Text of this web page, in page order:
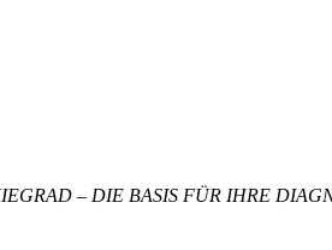
– DIE BASIS FÜR IHRE